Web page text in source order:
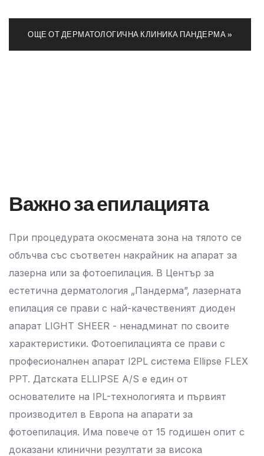
ОЩЕ ОТ ДЕРМАТОЛОГИЧНА КЛИНИКА ПАНДЕРМА »
Важно за епилацията
При процедурата окосмената зона на тялото се
облъчва със съответен накрайник на апарат за
лазерна или за фотоепилация. В Център за
естетична дерматология „Пандерма”, лазерната
епилация се прави с най-качественият диоден
апарат LIGHT SHEER - ненадминат по своите
характеристики. Фотоепилацията се прави с
професионалнен апарат I2PL система Ellipse FLEX
PPT. Датската ELLIPSE A/S е един от
основателите на IPL-технологията и първият
производител в Европа на апарати за
фотоепилация. Има повече от 15 годишен опит с
доказани клинични резултати за висока